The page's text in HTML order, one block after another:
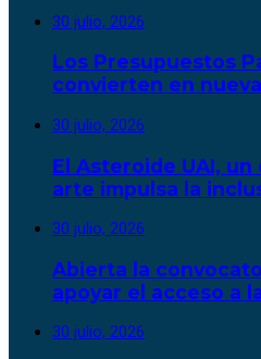
30 julio, 2026
Los Presupuestos
convierten en
30 julio, 2026
El Asteroide UAI,
arte impulsa la
30 julio, 2026
Abierta la
apoyar el acceso a
30 julio, 2026